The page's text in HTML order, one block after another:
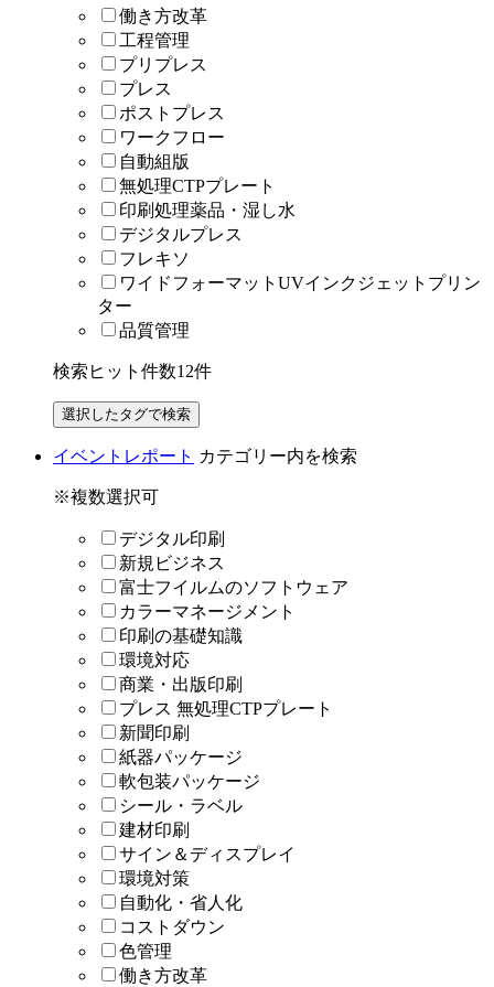
働き方改革
工程管理
プリプレス
プレス
ポストプレス
ワークフロー
自動組版
無処理CTPプレート
印刷処理薬品・湿し水
デジタルプレス
フレキソ
ワイドフォーマットUVインクジェットプリン
ター
品質管理
検索ヒット件数12件
イベントレポート カテゴリー内を検索
※複数選択可
デジタル印刷
新規ビジネス
富士フイルムのソフトウェア
カラーマネージメント
印刷の基礎知識
環境対応
商業・出版印刷
プレス 無処理CTPプレート
新聞印刷
紙器パッケージ
軟包装パッケージ
シール・ラベル
建材印刷
サイン＆ディスプレイ
環境対策
自動化・省人化
コストダウン
色管理
働き方改革